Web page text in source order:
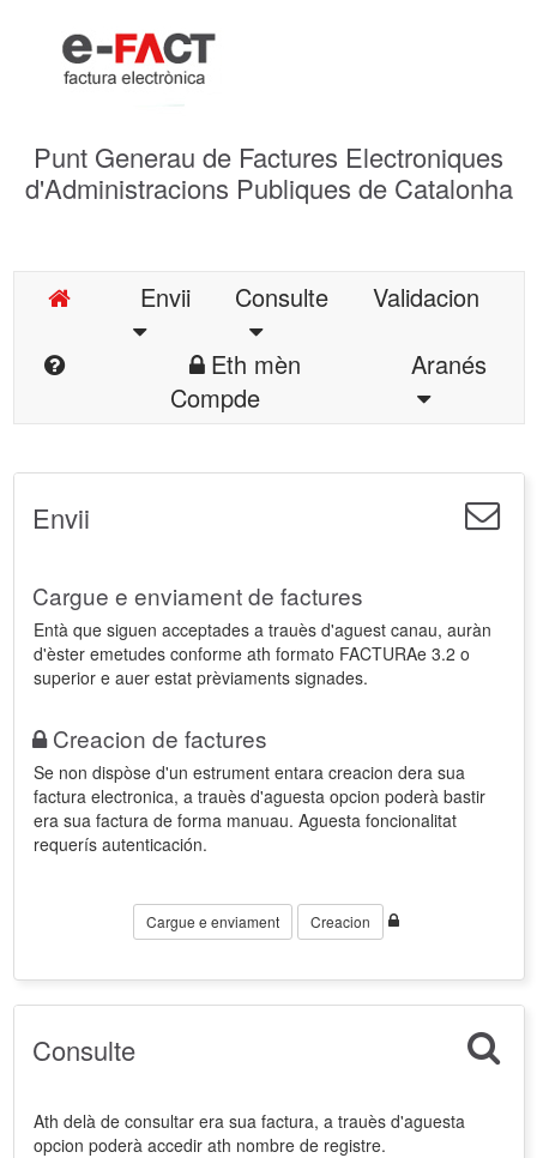
Punt Generau de Factures Electroniques
d'Administracions Publiques de Catalonha
Envii Consulte
Validacion
Eth mèn
Compde
Aranés
Envii
Cargue e enviament de factures
Entà que siguen acceptades a trauès d'aguest canau, auràn
d'èster emetudes conforme ath formato FACTURAe 3.2 o
superior e auer estat prèviaments signades.
Creacion de factures
Se non dispòse d'un estrument entara creacion dera sua
factura electronica, a trauès d'aguesta opcion poderà bastir
era sua factura de forma manuau. Aguesta foncionalitat
requerís autenticación.
Cargue e enviament Creacion
Consulte
Ath delà de consultar era sua factura, a trauès d'aguesta
opcion poderà accedir ath nombre de registre.